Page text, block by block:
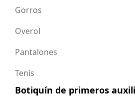
Gorros
Overol
Pantalones
Tenis
Botiquín de primeros